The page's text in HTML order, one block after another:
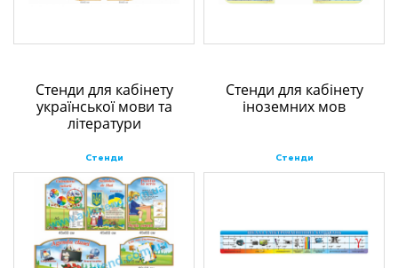
Стенди для кабінету
української мови та
літератури
Стенди
Стенди для кабінету
іноземних мов
Стенди